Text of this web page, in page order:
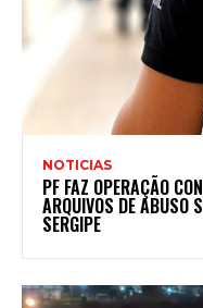
NOTICIAS
PF FAZ OPERAÇÃO
ARQUIVOS DE ABUSO
SERGIPE